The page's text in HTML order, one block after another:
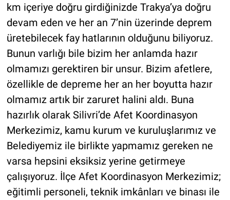
km içeriye doğru girdiğinizde Trakya’ya doğru
devam eden ve her an 7’nin üzerinde deprem
üretebilecek fay hatlarının olduğunu biliyoruz.
Bunun varlığı bile bizim her anlamda hazır
olmamızı gerektiren bir unsur. Bizim afetlere,
özellikle de depreme her an her boyutta hazır
olmamız artık bir zaruret halini aldı. Buna
hazırlık olarak Silivri’de Afet Koordinasyon
Merkezimiz, kamu kurum ve kuruluşlarımız ve
Belediyemiz ile birlikte yapmamız gereken ne
varsa hepsini eksiksiz yerine getirmeye
çalışıyoruz. İlçe Afet Koordinasyon Merkezimiz;
eğitimli personeli, teknik imkânları ve binası ile